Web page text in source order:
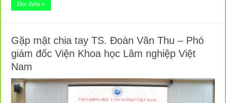
Đọc thêm »
Gặp mặt chia tay TS. Đoàn Văn Thu – Phó
giám đốc Viện Khoa học Lâm nghiệp Việt
Nam